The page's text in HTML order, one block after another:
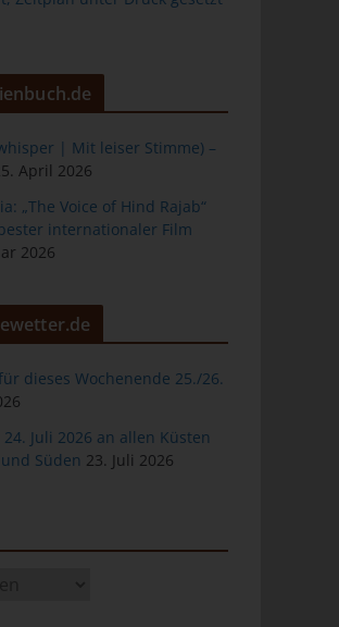
| Mit leiser Stimme) –
April 2026
„The Voice of Hind Rajab“
internationaler Film
2026
dieses Wochenende 25./26.
Juli 2026 an allen Küsten
Süden 23. Juli 2026